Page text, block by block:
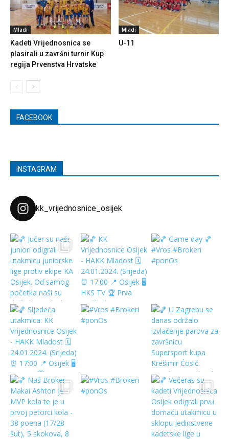
Mladi
Kadeti Vrijednosnica se
plasirali u završni turnir Kup
regija Prvenstva Hrvatske
Mladi
U-11
FACEBOOK
INSTAGRAM
kk_vrijednosnice_osijek